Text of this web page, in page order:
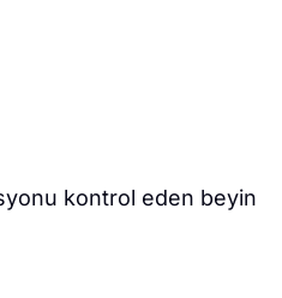
kontrol eden beyin